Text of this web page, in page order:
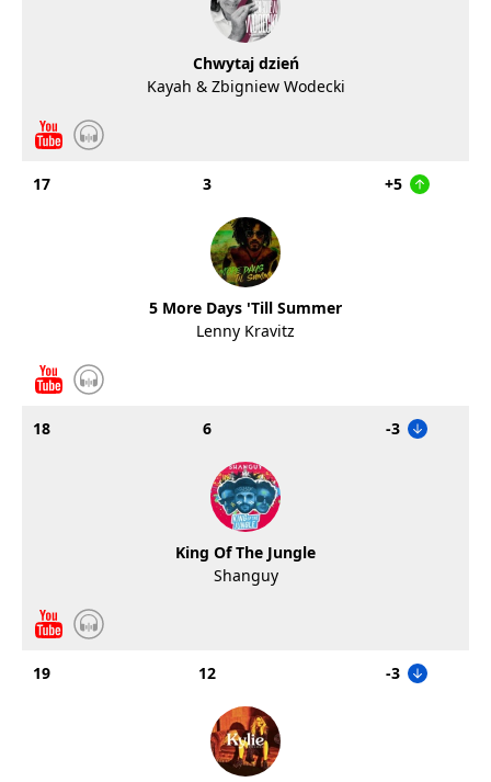
Chwytaj dzień
Kayah & Zbigniew Wodecki
17 3 +5
5 More Days 'Till Summer
Lenny Kravitz
18 6 -3
King Of The Jungle
Shanguy
19 12 -3